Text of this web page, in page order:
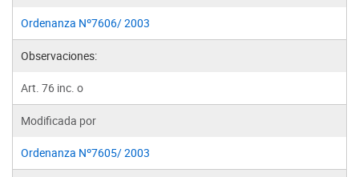
Ordenanza Nº7606/ 2003
Observaciones:
Art. 76 inc. o
Modificada por
Ordenanza Nº7605/ 2003